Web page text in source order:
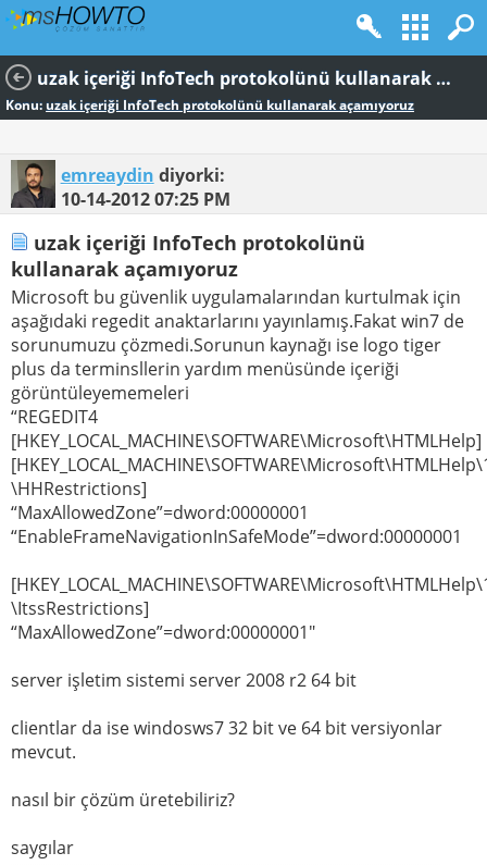
uzak içeriği InfoTech protokolünü kullanarak açamıyoruz
Konu:uzak içeriği InfoTech protokolünü kullanarak açamıyoruz
emreaydin diyorki:
10-14-201207:25 PM
uzak içeriği InfoTech protokolünü
kullanarak açamıyoruz
Microsoft bu güvenlik uygulamalarından kurtulmak için
aşağıdaki regedit anaktarlarını yayınlamış.Fakat win7 de
sorunumuzu çözmedi.Sorunun kaynağı ise logo tiger
plus da terminsllerin yardım menüsünde içeriği
görüntüleyememeleri
“REGEDIT4
[HKEY_LOCAL_MACHINE\SOFTWARE\Microsoft\HTMLHelp]
\HHRestrictions]
“MaxAllowedZone”=dword:00000001
“EnableFrameNavigationInSafeMode”=dword:00000001
\ItssRestrictions]
“MaxAllowedZone”=dword:00000001″
server işletim sistemi server 2008 r2 64 bit
clientlar da ise windosws7 32 bit ve 64 bit versiyonlar
mevcut.
nasıl bir çözüm üretebiliriz?
saygılar